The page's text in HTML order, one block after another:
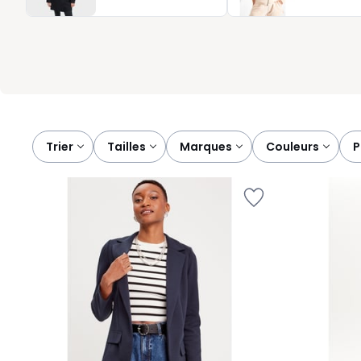
décoratifs apportent parfois un détail subtil, capable de
Trier
tailles marques couleurs